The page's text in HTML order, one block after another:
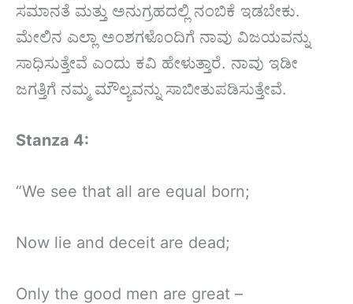
ಸಮಾನತೆ ಮತ್ತು ಅನುಗ್ರಹದಲ್ಲಿ ನಂಬಿಕೆ ಇಡಬೇಕು.
ಮೇಲಿನ ಎಲ್ಲಾ ಅಂಶಗಳೊಂದಿಗೆ ನಾವು ವಿಜಯವನ್ನು
ಸಾಧಿಸುತ್ತೇವೆ ಎಂದು ಕವಿ ಹೇಳುತ್ತಾರೆ. ನಾವು ಇಡೀ
ಜಗತ್ತಿಗೆ ನಮ್ಮ ಮೌಲ್ಯವನ್ನು ಸಾಬೀತುಪಡಿಸುತ್ತೇವೆ.
Stanza 4:
“We see that all are equal born;
Now lie and deceit are dead;
Only the good men are great –